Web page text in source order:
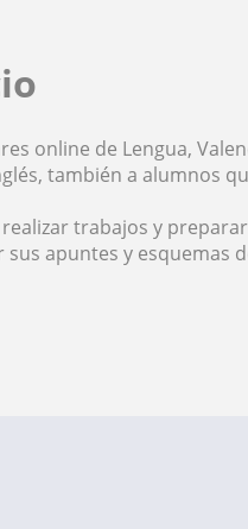
online de Lengua,
también a alumnos
trabajos y
apuntes y esquemas